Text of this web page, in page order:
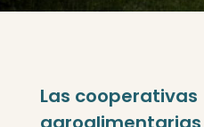
Las cooperativas